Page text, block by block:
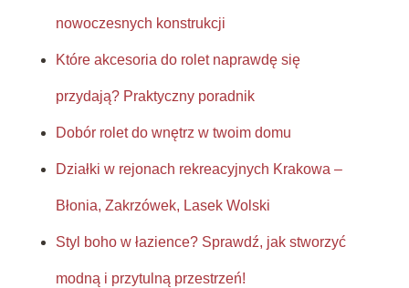
nowoczesnych konstrukcji
Które akcesoria do rolet naprawdę się
przydają? Praktyczny poradnik
Dobór rolet do wnętrz w twoim domu
Działki w rejonach rekreacyjnych Krakowa –
Błonia, Zakrzówek, Lasek Wolski
Styl boho w łazience? Sprawdź, jak stworzyć
modną i przytulną przestrzeń!